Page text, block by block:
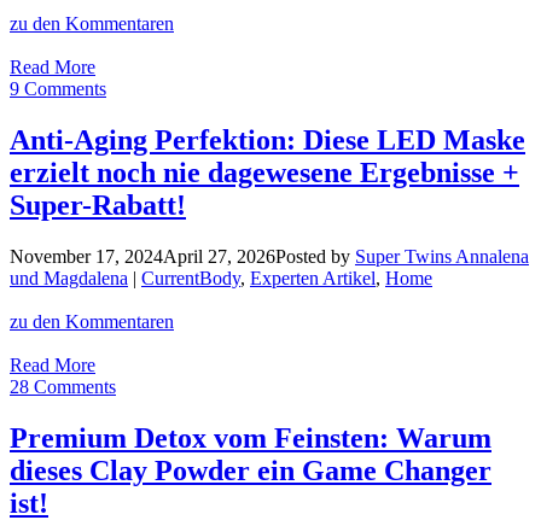
zu den Kommentaren
Read MoreSpannendes
verpasst?
ist
unser
Blog
Jahresrückblick
2024!
9 Comments
Anti-Aging Perfektion: Diese LED Maske
erzielt noch nie dagewesene Ergebnisse +
Super-Rabatt!
November 17, 2024April 27, 2026Posted by Super Twins Annalena
und Magdalena | CurrentBody, Experten Artikel, Home
zu den Kommentaren
Read MoreAnti-
Aging
Diese
LED
Maske
28 Comments
Premium Detox vom Feinsten: Warum
dieses Clay Powder ein Game Changer
ist!